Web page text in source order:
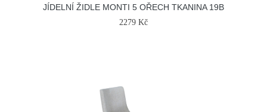
JÍDELNÍ ŽIDLE MONTI 5 OŘECH TKANINA 19B
2279 Kč